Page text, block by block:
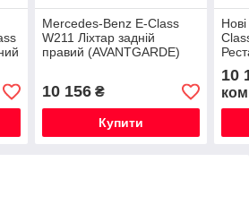
Mercedes-Benz E-Class
W211 Ліхтар задній
правий (AVANTGARDE)
10 156₴
Купити
10